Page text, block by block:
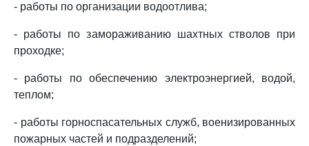
- работы по организации водоотлива;
- работы по замораживанию шахтных стволов при
проходке;
- работы по обеспечению электроэнергией, водой,
теплом;
- работы горноспасательных служб, военизированных
пожарных частей и подразделений;